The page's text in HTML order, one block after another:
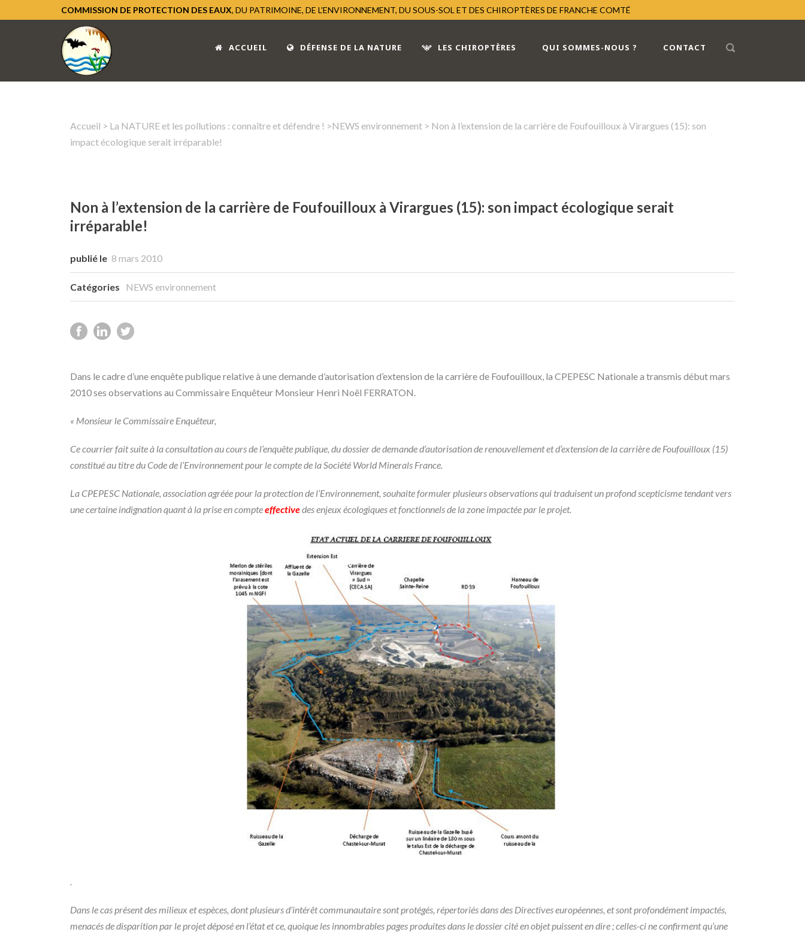
COMMISSION DE PROTECTION DES EAUX, DU PATRIMOINE, DE L'ENVIRONNEMENT, DU SOUS-SOL ET DES CHIROPTÈRES DE FRANCHE COMTÉ
ACCUEIL DÉFENSE DE LA NATURE LES CHIROPTÈRES QUI SOMMES-NOUS ? CONTACT
Accueil > La NATURE et les pollutions : connaître et défendre ! >NEWS environnement > Non à l’extension de la carrière de Foufouilloux à Virargues (15): son
impact écologique serait irréparable!
Non à l’extension de la carrière de Foufouilloux à Virargues (15): son impact écologique serait
irréparable!
publié le 8 mars 2010
Catégories NEWS environnement
Dans le cadre d’une enquête publique relative à une demande d’autorisation d’extension de la carrière de Foufouilloux, la CPEPESC Nationale a transmis début mars
2010 ses observations au Commissaire Enquêteur Monsieur Henri Noël FERRATON.
« Monsieur le Commissaire Enquêteur,
Ce courrier fait suite à la consultation au cours de l’enquête publique, du dossier de demande d’autorisation de renouvellement et d’extension de la carrière de Foufouilloux (15)
constitué au titre du Code de l’Environnement pour le compte de la Société World Minerals France.
La CPEPESC Nationale, association agréée pour la protection de l’Environnement, souhaite formuler plusieurs observations qui traduisent un profond scepticisme tendant vers
une certaine indignation quant à la prise en compteeffectivedes enjeux écologiques et fonctionnels de la zone impactée par le projet.
.
Dans le cas présent des milieux et espèces, dont plusieurs d’intérêt communautaire sont protégés, répertoriés dans des Directives européennes, et sont profondément impactés,
menacés de disparition par le projet déposé en l’état et ce, quoique les innombrables pages produites dans le dossier cité en objet puissent en dire ; celles-ci ne confirment qu’une